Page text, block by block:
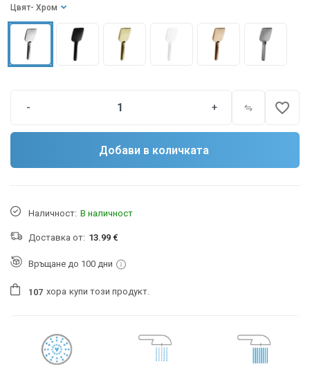
Цвят - Хром
- + favorite_border
Добави в количката
Наличност: В наличност
Доставка от: 13.99 €
Връщане до 100 дни
1 07 хора купи този продукт.